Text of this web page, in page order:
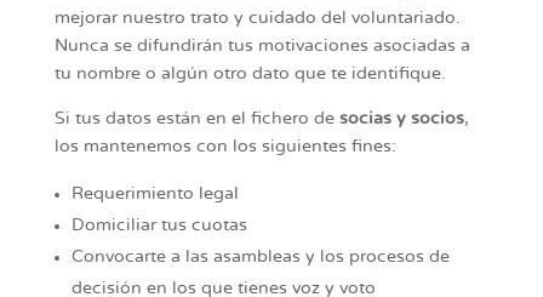
mejorar nuestro trato y cuidado del voluntariado.
Nunca se difundirán tus motivaciones asociadas a
tu nombre o algún otro dato que te identifique.
Si tus datos están en el fichero de socias y socios,
los mantenemos con los siguientes fines:
Requerimiento legal
Domiciliar tus cuotas
Convocarte a las asambleas y los procesos de
decisión en los que tienes voz y voto